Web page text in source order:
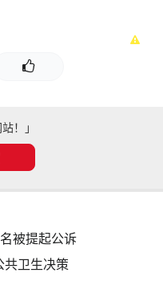
！」
被提起公诉
共卫生决策